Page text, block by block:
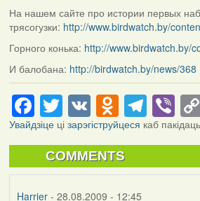
На нашем сайте про истории первых
трясогузки: http://www.birdwatch.by/
Горного конька: http://www.birdwatch.by/
И балобана: http://birdwatch.by/news/368
Facebook
Twitter
VK
Увайдзіцеці зарэгіструйцеся каб
COMMENTS
Harrier- 28.08.2009 - 12:45